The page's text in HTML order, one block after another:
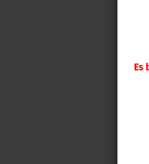
Es